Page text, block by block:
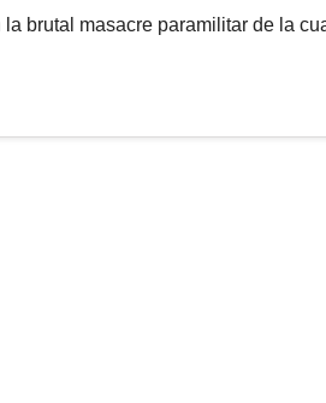
brutal masacre paramilitar de la